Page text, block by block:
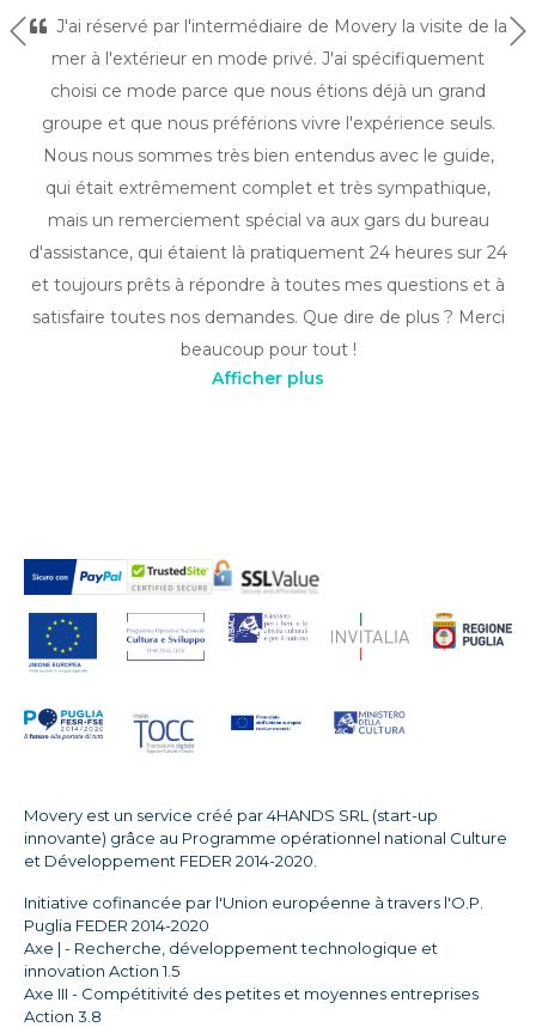
J'ai réservé par l'intermédiaire de Movery la visite de la
mer à l'extérieur en mode privé. J'ai spécifiquement
choisi ce mode parce que nous étions déjà un grand
groupe et que nous préférions vivre l'expérience seuls.
Nous nous sommes très bien entendus avec le guide,
qui était extrêmement complet et très sympathique,
mais un remerciement spécial va aux gars du bureau
d'assistance, qui étaient là pratiquement 24 heures sur 24
et toujours prêts à répondre à toutes mes questions et à
satisfaire toutes nos demandes. Que dire de plus ? Merci
beaucoup pour tout !
Précédent
Afficher plus
Movery est un service créé par 4HANDS SRL (start-up
innovante) grâce au Programme opérationnel national Culture
et Développement FEDER 2014-2020.
Initiative cofinancée par l'Union européenne à travers l'O.P.
Puglia FEDER 2014-2020
Axe | - Recherche, développement technologique et
innovation Action 1.5
Axe III - Compétitivité des petites et moyennes entreprises
Action 3.8